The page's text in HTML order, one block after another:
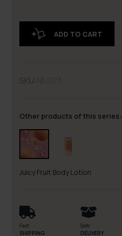
ADD TO CART
SKU:
Other products of this series:
Juicy Fruit Body Lotion
Fast
SHIPPING
Safe
DELIVERY